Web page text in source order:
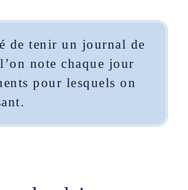
de tenir un journal de
note chaque jour
pour lesquels on